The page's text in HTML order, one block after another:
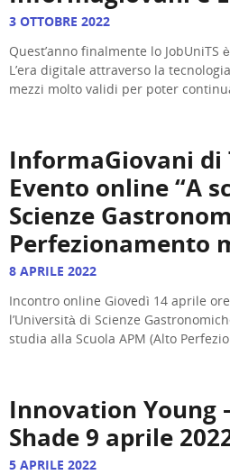
3 OTTOBRE 2022
Quest’anno finalmente lo
L’era digitale attraverso la
mezzi molto validi per poter
InformaGiovani di
Evento online “A
Scienze
Perfezionamento
8 APRILE 2022
Incontro online Giovedì 14 aprile
l’Università di Scienze
studia alla Scuola APM (Alto
Innovation Young
Shade 9 aprile
5 APRILE 2022